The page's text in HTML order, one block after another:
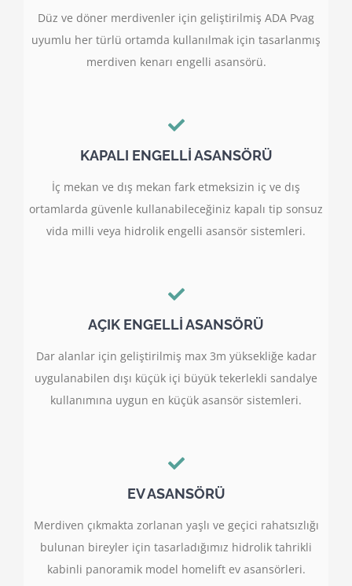
Düz ve döner merdivenler için geliştirilmiş ADA Pvag
uyumlu her türlü ortamda kullanılmak için tasarlanmış
merdiven kenarı engelli asansörü.
KAPALI ENGELLİ ASANSÖRÜ
İç mekan ve dış mekan fark etmeksizin iç ve dış
ortamlarda güvenle kullanabileceğiniz kapalı tip sonsuz
vida milli veya hidrolik engelli asansör sistemleri.
AÇIK ENGELLİ ASANSÖRÜ
Dar alanlar için geliştirilmiş max 3m yüksekliğe kadar
uygulanabilen dışı küçük içi büyük tekerlekli sandalye
kullanımına uygun en küçük asansör sistemleri.
EV ASANSÖRÜ
Merdiven çıkmakta zorlanan yaşlı ve geçici rahatsızlığı
bulunan bireyler için tasarladığımız hidrolik tahrikli
kabinli panoramik model homelift ev asansörleri.